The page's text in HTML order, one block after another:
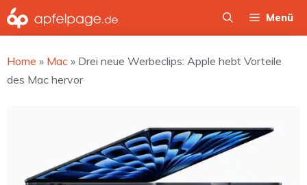
Zum
Inhalt
Menü
Home » Mac » Drei neue Werbeclips: Apple hebt Vorteile
des Mac hervor